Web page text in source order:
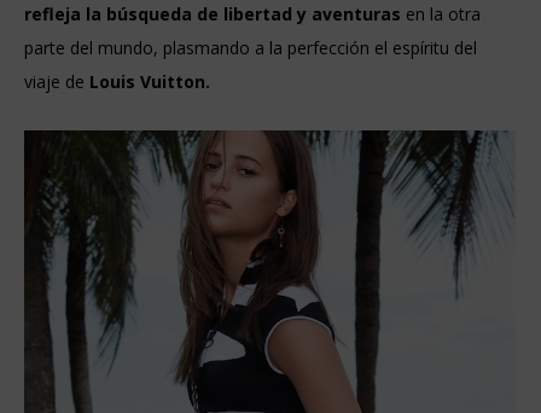
refleja la búsqueda de libertad y aventuras en la otra
parte del mundo, plasmando a la perfección el espíritu del
viaje de Louis Vuitton.